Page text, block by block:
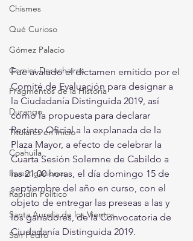
Chismes
Qué Curioso
Gómez Palacio
Comics Derechairos
Fragmentos de la Historia
Durango
Titulares en Inicio
Coahuila
Investigaciones
Rapidín Político
Santa Aurelia de los Vientos
San Pedro
Fue avalado el dictamen emitido por el
Comité de Evaluación para designar a
la Ciudadanía Distinguida 2019, así
como la propuesta para declarar
Recinto Oficial a la explanada de la
Plaza Mayor, a efecto de celebrar la
Cuarta Sesión Solemne de Cabildo a
las 21:00 horas, el día domingo 15 de
septiembre del año en curso, con el
objeto de entregar las preseas a las y
los ganadores, de la Convocatoria de
Ciudadanía Distinguida 2019.